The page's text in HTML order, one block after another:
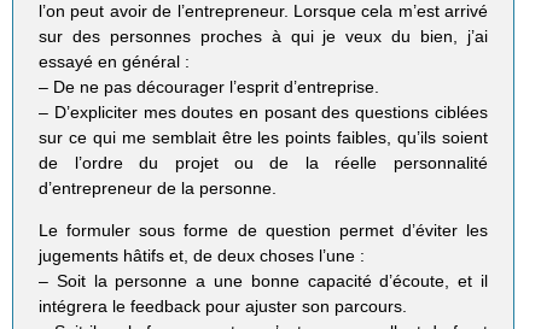
l’on peut avoir de l’entrepreneur. Lorsque cela m’est arrivé
sur des personnes proches à qui je veux du bien, j’ai
essayé en général :
– De ne pas décourager l’esprit d’entreprise.
– D’expliciter mes doutes en posant des questions ciblées
sur ce qui me semblait être les points faibles, qu’ils soient
de l’ordre du projet ou de la réelle personnalité
d’entrepreneur de la personne.
Le formuler sous forme de question permet d’éviter les
jugements hâtifs et, de deux choses l’une :
– Soit la personne a une bonne capacité d’écoute, et il
intégrera le feedback pour ajuster son parcours.